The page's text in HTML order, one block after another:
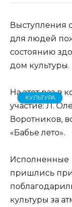
Выступления
для людей
состоянию
дом культуры.
КУЛЬТУРА
На этот раз в
участие: Л.
Воротников,
«Бабье лето».
Исполненные
пришлись
культуры за